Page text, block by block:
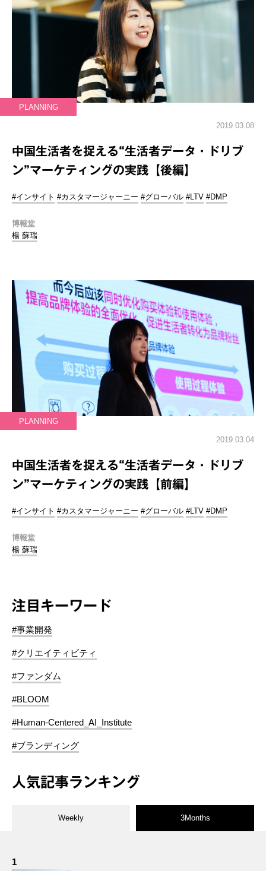
PLANNING
2019.03.08
中国生活者を捉える“生活者データ・ドリブ
ン”マーケティングの実践【後編】
#インサイト #カスタマージャーニー #グローバル #LTV #DMP
博報堂
楊 蘇瑞
PLANNING
2019.03.04
中国生活者を捉える“生活者データ・ドリブ
ン”マーケティングの実践【前編】
#インサイト #カスタマージャーニー #グローバル #LTV #DMP
博報堂
楊 蘇瑞
注目キーワード
#事業開発
#クリエイティビティ
#ファンダム
#BLOOM
#Human-Centered_AI_Institute
#ブランディング
人気記事ランキング
Weekly 3Months
1